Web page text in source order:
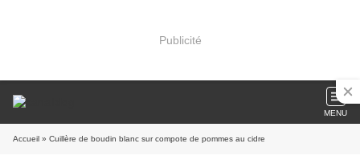
Publicité
MENU
Accueil » Cuillère de boudin blanc sur compote de pommes au cidre